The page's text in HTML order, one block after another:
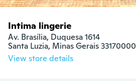
Intima lingerie
Av. Brasília, Duquesa 1614
Santa Luzia, Minas Gerais 33170000
View store details